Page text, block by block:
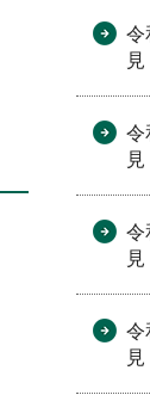
令
見
令
見
令
見
令
見